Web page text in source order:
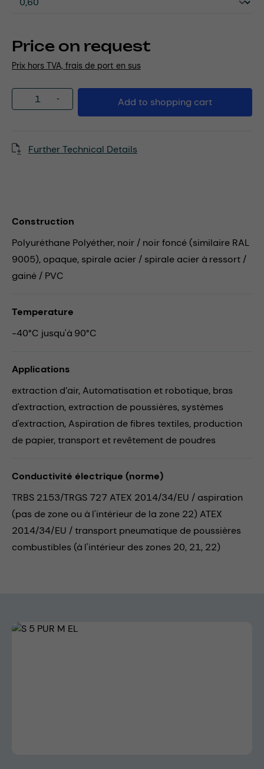
Price on request
Prix hors TVA, frais de port en sus
Product Quantity: Enter the desired
Add to shopping cart
Further Technical Details
Construction
Polyuréthane Polyéther, noir / noir foncé (similaire RAL
9005), opaque, spirale acier / spirale acier à ressort /
gainé / PVC
Temperature
-40°C jusqu'à 90°C
Applications
extraction d’air,Automatisation et robotique, bras
d'extraction, extraction de poussières, systèmes
d'extraction,Aspiration de fibres textiles, production
de papier,transport et revêtement de poudres
Conductivité électrique (norme)
TRBS 2153/TRGS 727 ATEX 2014/34/EU / aspiration
(pas de zone ou à l'intérieur de la zone 22) ATEX
2014/34/EU / transport pneumatique de poussières
combustibles (à l'intérieur des zones 20, 21, 22)
Skip image gallery